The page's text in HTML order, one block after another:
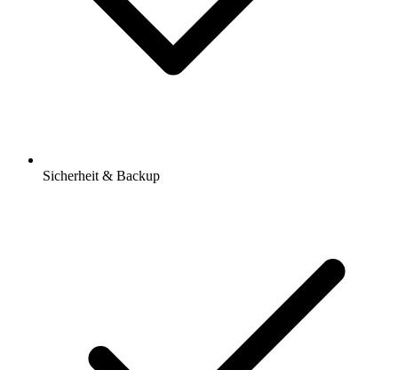
Sicherheit & Backup